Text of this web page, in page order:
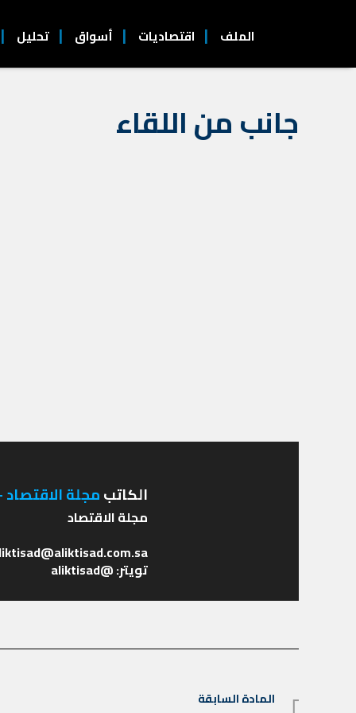
الملف اقتصاديات أسواق تحليل
جانب من اللقاء
الكاتبمجلة الاقتصاد
تويتر: @aliktisad
المادة السابقة